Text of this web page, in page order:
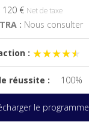
120 € Net de taxe
: Nous consulter
: ★★★★★
★★★★★
réussite : 100%
le programme